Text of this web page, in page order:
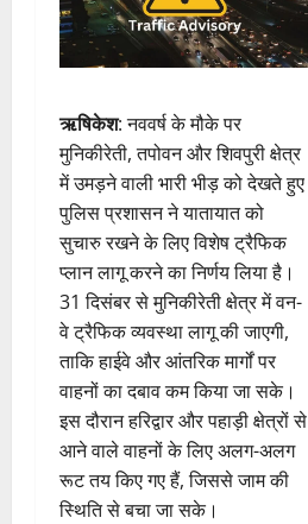
ऋषिकेश: नववर्ष के मौके पर
मुनिकीरेती, तपोवन और शिवपुरी क्षेत्र
में उमड़ने वाली भारी भीड़ को देखते हुए
पुलिस प्रशासन ने यातायात को
सुचारु रखने के लिए विशेष ट्रैफिक
प्लान लागू करने का निर्णय लिया है।
31 दिसंबर से मुनिकीरेती क्षेत्र में वन-
वे ट्रैफिक व्यवस्था लागू की जाएगी,
ताकि हाईवे और आंतरिक मार्गों पर
वाहनों का दबाव कम किया जा सके।
इस दौरान हरिद्वार और पहाड़ी क्षेत्रों से
आने वाले वाहनों के लिए अलग-अलग
रूट तय किए गए हैं, जिससे जाम की
स्थिति से बचा जा सके।